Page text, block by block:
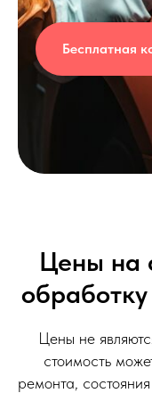
Бесплатная
Цены на
Цены не
стоимость
ремонта,